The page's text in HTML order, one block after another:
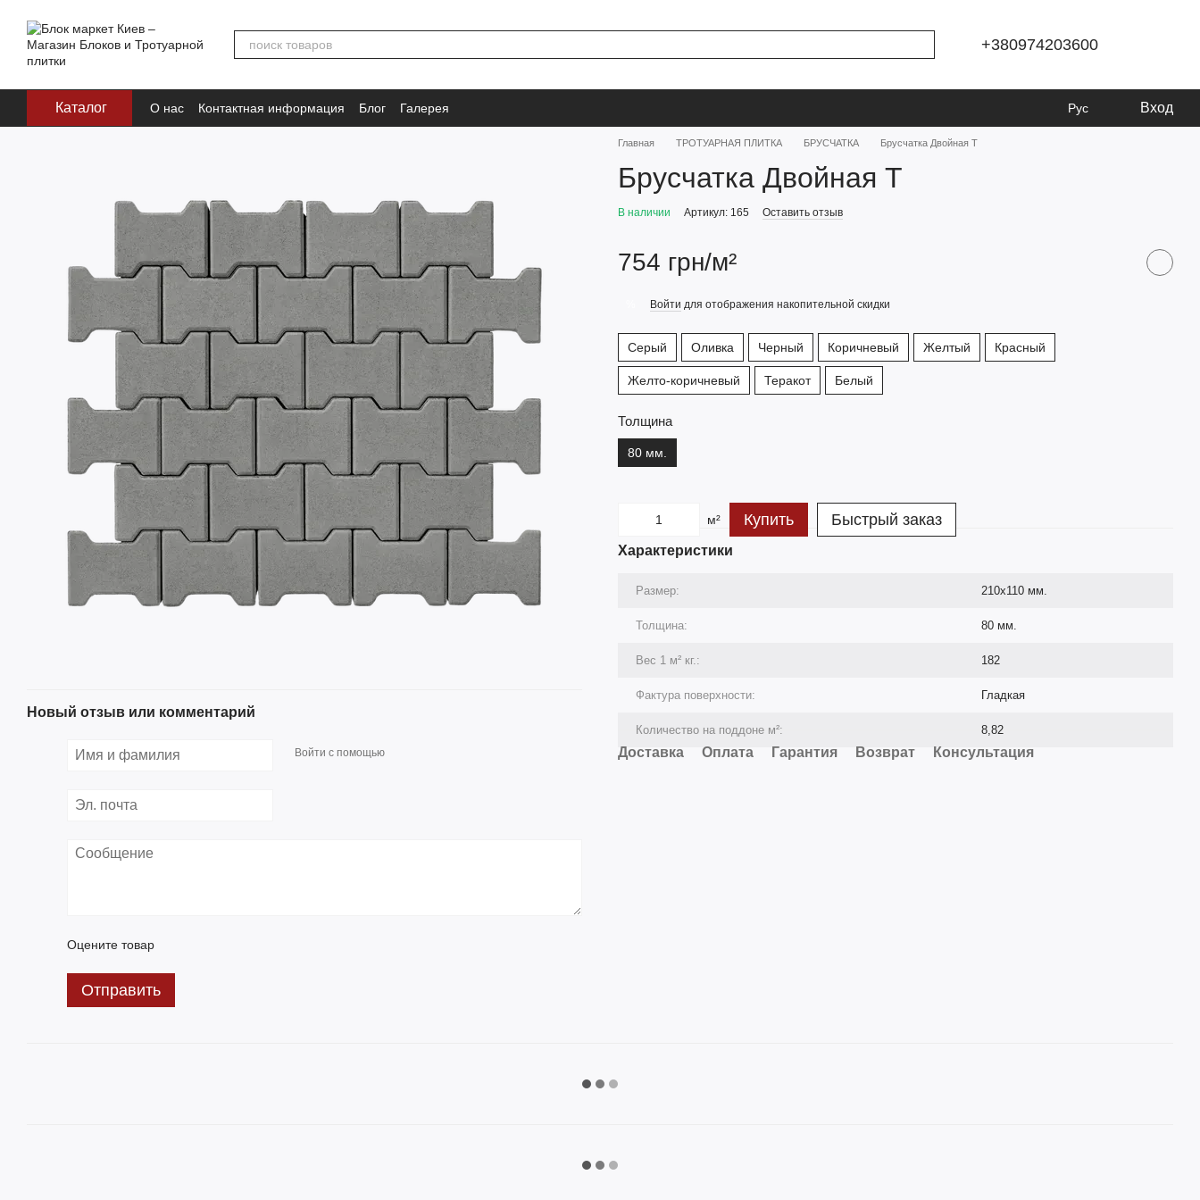
+380974203600
Каталог О нас Контактная информация Блог Галерея Рус Вход
Новый отзыв или комментарий
Войти с помощью
Оцените товар
Отправить
Главная ТРОТУАРНАЯ ПЛИТКА БРУСЧАТКА Брусчатка Двойная Т
Брусчатка Двойная Т
В наличии Артикул: 165 Оставить отзыв
754 грн/м²
Войти для отображения накопительной скидки
Серый Оливка Черный Коричневый Желтый Красный
Желто-коричневый Теракот Белый
Толщина
80 мм.
м² Купить Быстрый заказ
Характеристики
Размер: 210х110 мм.
Толщина: 80 мм.
Вес 1 м² кг.: 182
Фактура поверхности: Гладкая
Количество на поддоне м²: 8,82
Доставка Оплата Гарантия Возврат Консультация